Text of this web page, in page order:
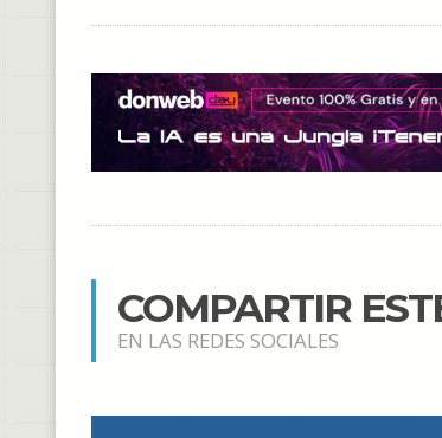
COMPARTIR
EN LAS REDES SOCIALES